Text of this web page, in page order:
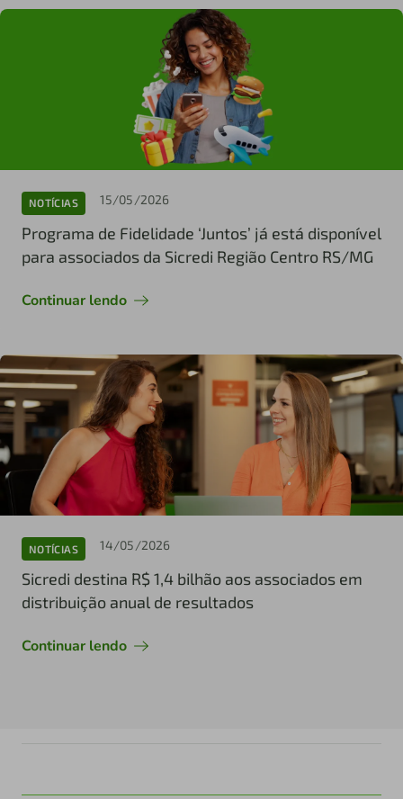
NOTÍCIAS 15/05/2026
Programa de Fidelidade ‘Juntos’ já está disponível
para associados da Sicredi Região Centro RS/MG
Continuar lendo
NOTÍCIAS 14/05/2026
Sicredi destina R$ 1,4 bilhão aos associados em
distribuição anual de resultados
Continuar lendo